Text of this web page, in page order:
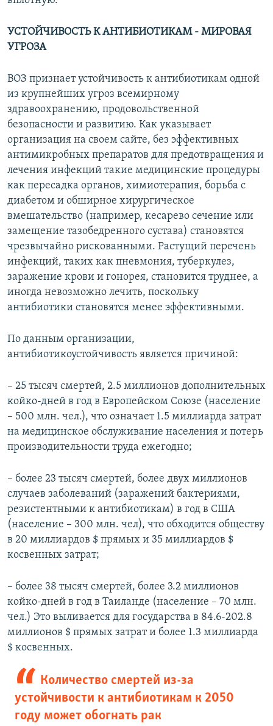
УСТОЙЧИВОСТЬ К АНТИБИОТИКАМ - МИРОВАЯ
УГРОЗА
ВОЗ признает устойчивость к антибиотикам одной
из крупнейших угроз всемирному
здравоохранению, продовольственной
безопасности и развитию. Как указывает
организация на своем сайте, без эффективных
антимикробных препаратов для предотвращения и
лечения инфекций такие медицинские процедуры
как пересадка органов, химиотерапия, борьба с
диабетом и обширное хирургическое
вмешательство (например, кесарево сечение или
замещение тазобедренного сустава) становятся
чрезвычайно рискованными. Растущий перечень
инфекций, таких как пневмония, туберкулез,
заражение крови и гонорея, становится труднее, а
иногда невозможно лечить, поскольку
антибиотики становятся менее эффективными.
По данным организации,
антибиотикоустойчивость является причиной:
– 25 тысяч смертей, 2.5 миллионов дополнительных
койко-дней в год в Европейском Союзе (население
– 500 млн. чел.), что означает 1.5 миллиарда затрат
на медицинское обслуживание населения и потерь
производительности труда ежегодно;
– более 23 тысяч смертей, более двух миллионов
случаев заболеваний (заражений бактериями,
резистентными к антибиотикам) в год в США
(население – 300 млн. чел), что обходится обществу
в 20 миллиардов $ прямых и 35 миллиардов $
косвенных затрат;
– более 38 тысяч смертей, более 3.2 миллионов
койко-дней в год в Таиланде (население – 70 млн.
чел.) Это выливается для государства в 84.6-202.8
миллионов $ прямых затрат и более 1.3 миллиарда
$ косвенных.
Количество смертей из-за
устойчивости к антибиотикам к 2050
году может обогнать рак